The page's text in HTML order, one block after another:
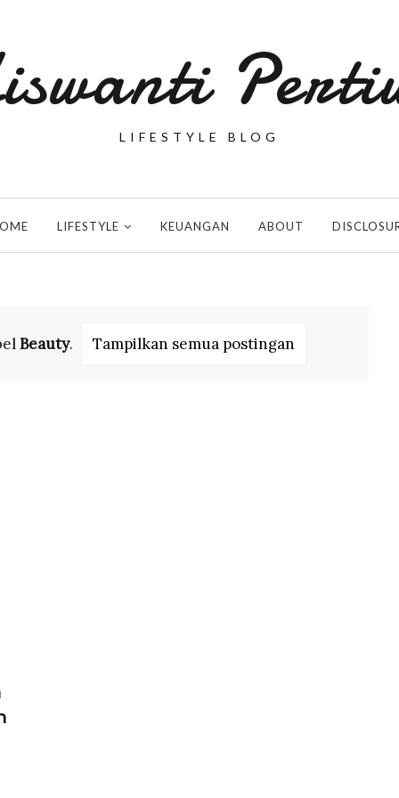
LIFESTYLE BLOG
LIFESTYLE KEUANGAN ABOUT
Beauty. Tampilkan semua postingan